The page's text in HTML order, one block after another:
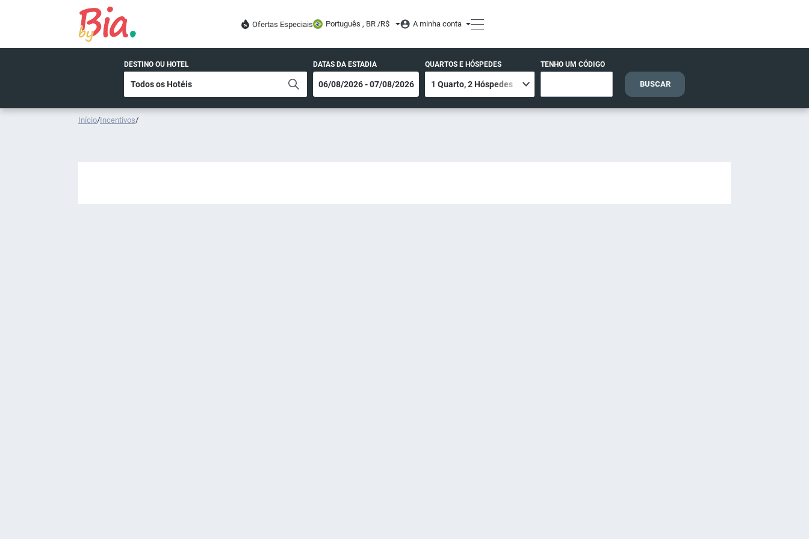
Ofertas Especiais Português , BR /R$ A minha conta
DESTINO OU HOTEL DATAS DA ESTADIA QUARTOS E HÓSPEDES TENHO UM CÓDIGO
BUSCAR
Início/Incentivos/